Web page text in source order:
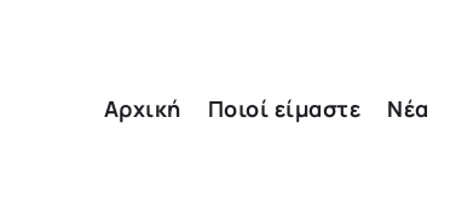
Αρχική Ποιοί είμαστε Νέα